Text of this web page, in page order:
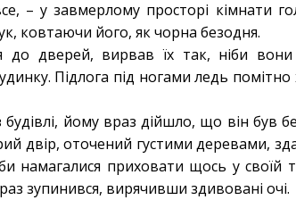
– у завмерлому просторі кімнати
ковтаючи його, як чорна безодня.
до дверей, вирвав їх так, ніби
Підлога під ногами ледь
йому враз дійшло, що він був
двір, оточений густими деревами,
намагалися приховати щось у своїй
зупинився, вирячивши здивовані очі.